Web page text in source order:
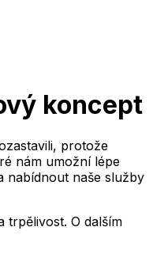
koncept
protože
nám umožní lépe
nabídnout naše služby
trpělivost. O dalším